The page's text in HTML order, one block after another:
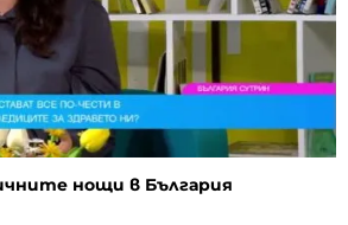
нощи в България